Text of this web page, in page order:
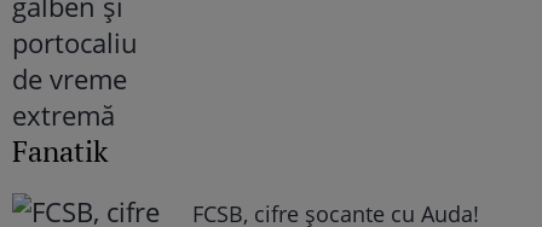
Fanatik
FCSB, cifre șocante cu Auda!